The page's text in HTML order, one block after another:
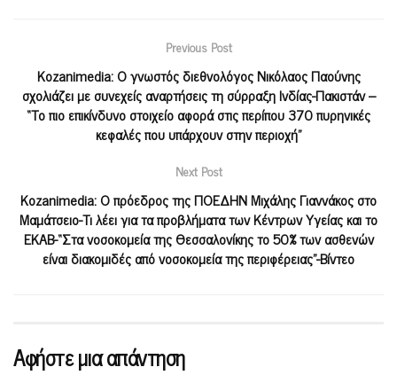
Previous Post
Kozanimedia: Ο γνωστός διεθνολόγος Νικόλαος Παούνης
σχολιάζει με συνεχείς αναρτήσεις τη σύρραξη Ινδίας-Πακιστάν –
“Το πιο επικίνδυνο στοιχείο αφορά στις περίπου 370 πυρηνικές
κεφαλές που υπάρχουν στην περιοχή”
Next Post
Kozanimedia: Ο πρόεδρος της ΠΟΕΔΗΝ Μιχάλης Γιαννάκος στο
Μαμάτσειο-Τι λέει για τα προβλήματα των Κέντρων Υγείας και το
ΕΚΑΒ-“Στα νοσοκομεία της Θεσσαλονίκης το 50% των ασθενών
είναι διακομιδές από νοσοκομεία της περιφέρειας”-Βίντεο
Αφήστε μια απάντηση